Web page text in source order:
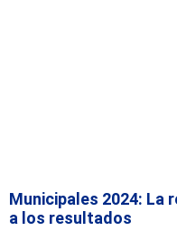
Municipales 2024: La
a los resultados